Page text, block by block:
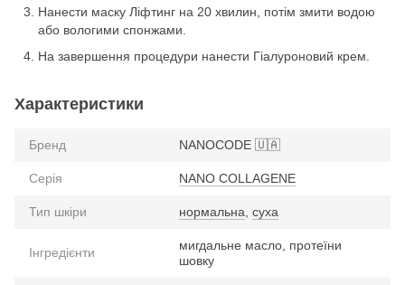
Нанести маску Ліфтинг на 20 хвилин, потім змити водою
або вологими спонжами.
На завершення процедури нанести Гіалуроновий крем.
Характеристики
Бренд NANOCODE 🇺🇦
Серія NANO COLLAGENE
Тип шкіри нормальна суха
Інгредієнти
мигдальне масло, протеїни
шовку